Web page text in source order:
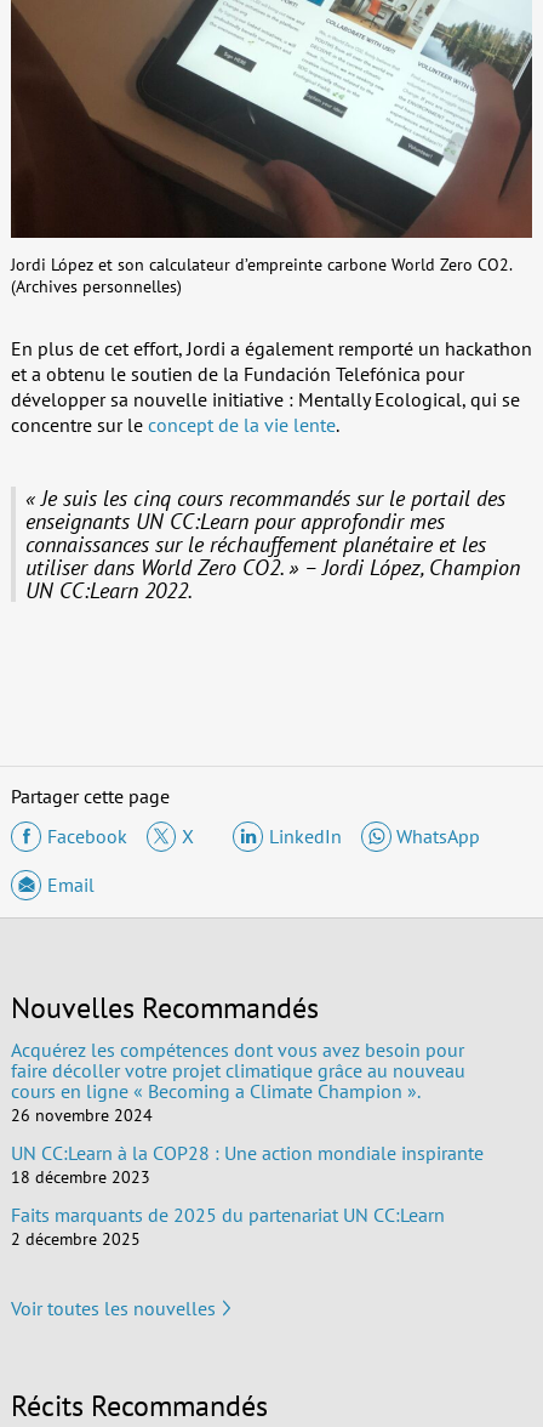
Jordi López et son calculateur d’empreinte carbone World Zero CO2.
(Archives personnelles)
En plus de cet effort, Jordi a également remporté un hackathon
et a obtenu le soutien de la Fundación Telefónica pour
développer sa nouvelle initiative : Mentally Ecological, qui se
concentre sur le concept de la vie lente.
« Je suis les cinq cours recommandés sur le portail des
enseignants UN CC:Learn pour approfondir mes
connaissances sur le réchauffement planétaire et les
utiliser dans World Zero CO2. » – Jordi López, Champion
UN CC:Learn 2022.
Partager cette page
Facebook
X LinkedIn
WhatsApp
Email
Nouvelles Recommandés
Acquérez les compétences dont vous avez besoin pour
faire décoller votre projet climatique grâce au nouveau
cours en ligne « Becoming a Climate Champion ».
26 novembre 2024
UN CC:Learn à la COP28 : Une action mondiale inspirante
18 décembre 2023
Faits marquants de 2025 du partenariat UN CC:Learn
2 décembre 2025
Voir toutes les nouvelles
Récits Recommandés